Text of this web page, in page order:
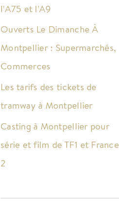
l'A75 et l'A9
Ouverts Le Dimanche À
Montpellier : Supermarchés,
Commerces
Les tarifs des tickets de
tramway à Montpellier
Casting à Montpellier pour
série et film de TF1 et France
2